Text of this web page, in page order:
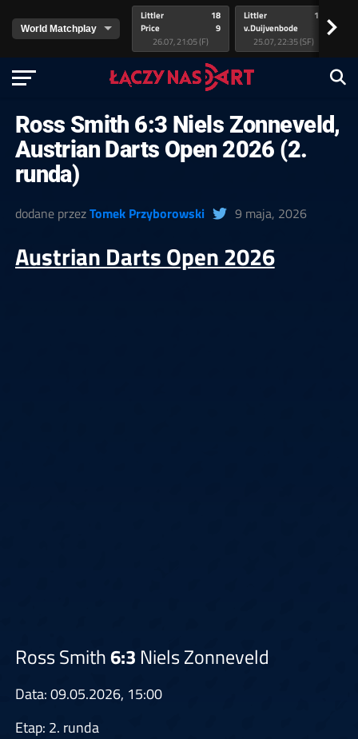
Littler
Price
18
9
26.07, 21:05 (F)
Littler
v.Duijvenbode
17
25.07, 22:35 (SF)
>
Ross Smith 6:3 Niels Zonneveld,
Austrian Darts Open 2026 (2.
runda)
dodane przezTomek Przyborowski 9 maja, 2026
Austrian Darts Open 2026
Ross Smith6:3 Niels Zonneveld
Data: 09.05.2026, 15:00
Etap: 2. runda